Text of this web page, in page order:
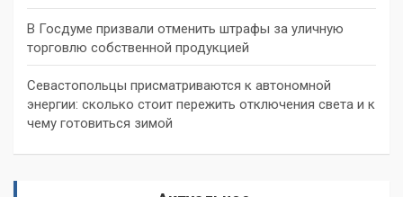
В Госдуме призвали отменить штрафы за уличную
торговлю собственной продукцией
Севастопольцы присматриваются к автономной
энергии: сколько стоит пережить отключения света и к
чему готовиться зимой